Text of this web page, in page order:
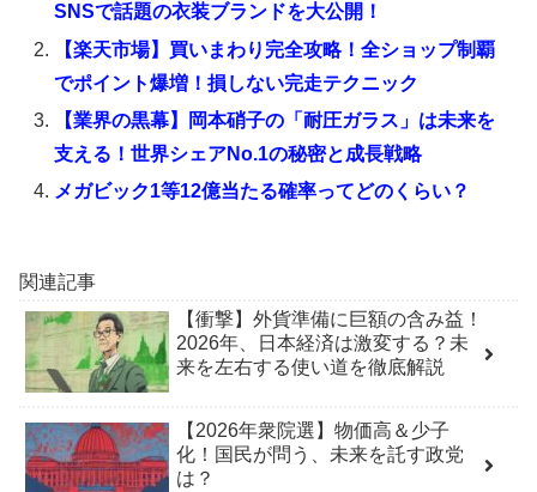
SNSで話題の衣装ブランドを大公開！
【楽天市場】買いまわり完全攻略！全ショップ制覇
でポイント爆増！損しない完走テクニック
【業界の黒幕】岡本硝子の「耐圧ガラス」は未来を
支える！世界シェアNo.1の秘密と成長戦略
メガビック1等12億当たる確率ってどのくらい？
関連記事
【衝撃】外貨準備に巨額の含み益！
2026年、日本経済は激変する？未
来を左右する使い道を徹底解説
【2026年衆院選】物価高＆少子
化！国民が問う、未来を託す政党
は？